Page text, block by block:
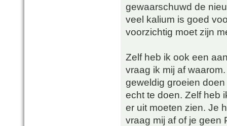
gewaarschuwd de
veel kalium is goed
voorzichtig moet zijn
Zelf heb ik ook een
vraag ik mij af
geweldig groeien
echt te doen. Zelf heb
er uit moeten zien. Je
vraag mij af of je geen